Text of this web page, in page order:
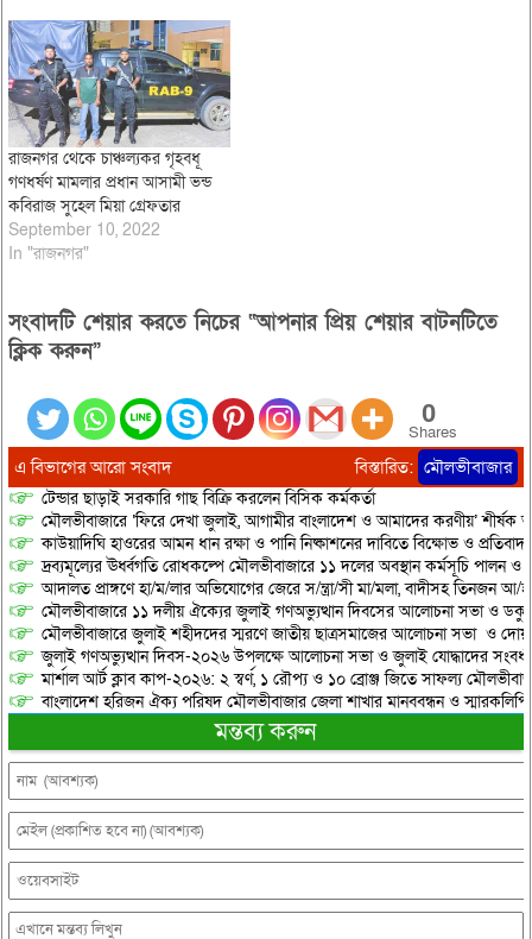
রাজনগর থেকে চাঞ্চল্যকর গৃহবধূ
গণধর্ষণ মামলার প্রধান আসামী ভন্ড
কবিরাজ সুহেল মিয়া গ্রেফতার
September 10, 2022
In "রাজনগর"
সংবাদটি শেয়ার করতে নিচের “আপনার প্রিয় শেয়ার বাটনটিতে
ক্লিক করুন”
0
Shares
এ বিভাগের আরো সংবাদ বিস্তারিত: মৌলভীবাজার
টেন্ডার ছাড়াই সরকারি গাছ বিক্রি করলেন বিসিক কর্মকর্তা
মৌলভীবাজারে ‘ফিরে দেখা জুলাই, আগামীর বাংলাদেশ ও আমাদের করণীয়’ শীর্ষক
কাউয়াদিঘি হাওরের আমন ধান রক্ষা ও পানি নিষ্কাশনের দাবিতে বিক্ষোভ ও
দ্রব্যমূল্যের ঊর্ধ্বগতি রোধকল্পে মৌলভীবাজারে ১১ দলের অবস্থান কর্মসূচি পালন ও
আদালত প্রাঙ্গণে হা/ম/লার অভিযোগের জেরে স/ন্ত্রা/সী মা/মলা, বাদীসহ তিনজন আ/
মৌলভীবাজারে ১১ দলীয় ঐক্যের জুলাই গণঅভ্যুত্থান দিবসের আলোচনা সভা ও
মৌলভীবাজারে জুলাই শহীদদের স্মরণে জাতীয় ছাত্রসমাজের আলোচনা সভা ও
জুলাই গণঅভ্যুত্থান দিবস-২০২৬ উপলক্ষে আলোচনা সভা ও জুলাই যোদ্ধাদের
মার্শাল আর্ট ক্লাব কাপ-২০২৬: ২ স্বর্ণ, ১ রৌপ্য ও ১০ ব্রোঞ্জ জিতে সাফল্য
বাংলাদেশ হরিজন ঐক্য পরিষদ মৌলভীবাজার জেলা শাখার মানববন্ধন ও স্মারকলিপি
মন্তব্য করুন